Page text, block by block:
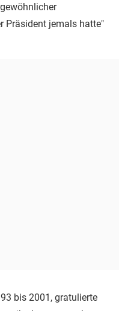
Präsident jemals hatte"
bis 2001, gratulierte